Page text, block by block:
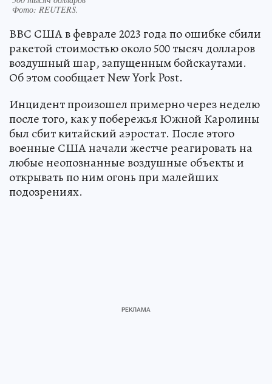
Фото: REUTERS.
ВВС США в феврале 2023 года по ошибке сбили
ракетой стоимостью около 500 тысяч долларов
воздушный шар, запущенным бойскаутами.
Об этом сообщает New York Post.
Инцидент произошел примерно через неделю
после того, как у побережья Южной Каролины
был сбит китайский аэростат. После этого
военные США начали жестче реагировать на
любые неопознанные воздушные объекты и
открывать по ним огонь при малейших
подозрениях.